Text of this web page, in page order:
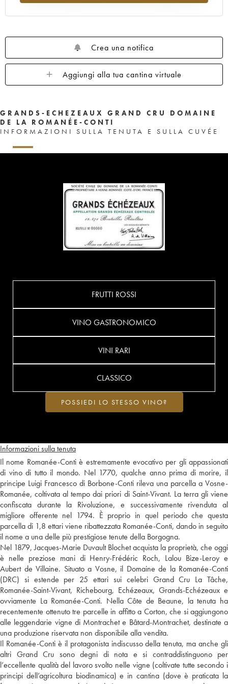
1953
1952 1948 1947
1943
1942
1940 1937 1929
Crea una notifica
Aggiungi alla tua cantina virtuale
GRANDS-ECHEZEAUX GRAND CRU DOMAINE
DE LA ROMANÉE-CONTI
INFORMAZIONI SULLA TENUTA E SULLA CUVÉE
Informazioni sulla tenuta
Il nome Romanée-Conti è estremamente evocativo per gli appassionati
di vino di tutto il mondo. Nel 1770, qualche anno prima di morire, il
principe Luigi Francesco di Borbone-Conti rileva una parcella a Vosne-
Romanée, coltivata al tempo dai priori di Saint-Vivant. La terra gli viene
confiscata durante la Rivoluzione, e successivamente rivenduta al
migliore offerente nel 1794. È proprio in quel periodo che questa
parcella di 1,8 ettari viene ribattezzata Romanée-Conti, dando in seguito
il nome a una delle più prestigiose tenute della Borgogna.
Nel 1879, Jacques-Marie Duvault Blochet acquista la proprietà, che oggi
è nelle preziose mani di Henry-Frédéric Roch, Lalou Bize-Leroy e
Aubert de Villaine. Situato a Vosne, il Domaine de la Romanée-Conti
(DRC) si estende per 25 ettari sui celebri Grand Cru La Tâche,
Romanée-Saint-Vivant, Richebourg, Echézeaux, Grands-Echézeaux e
ovviamente La Romanée-Conti. Nella Côte de Beaune, la tenuta ha
recentemente ottenuto tre parcelle in affitto a Corton, che si aggiungono
alle leggendarie vigne di Montrachet e Bâtard-Montrachet, destinate a
una produzione riservata non disponibile alla vendita.
Il Romanée-Conti è il protagonista indiscusso della tenuta, ma anche gli
altri Grand Cru sono degni di nota e si contraddistinguono per
l’eccellente qualità del lavoro svolto nelle vigne (coltivate tutte secondo i
principi dell’agricoltura biodinamica) e in cantina (dove è praticata la
FRUTTI ROSSI
VINO GASTRONOMICO
VINI RARI
CLASSICO
POSSIEDI LO STESSO VINO?